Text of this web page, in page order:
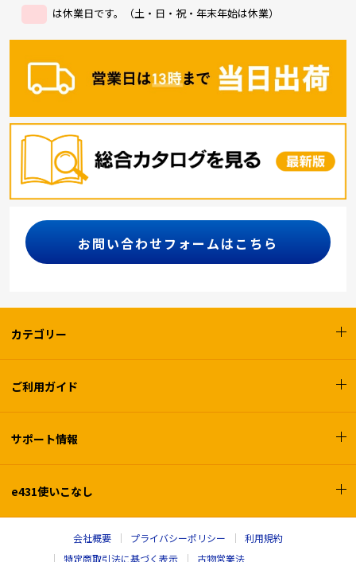
は休業日です。（土・日・祝・年末年始は休業）
お問い合わせフォームはこちら
カテゴリー
ご利用ガイド
サポート情報
e431使いこなし
会社概要 プライバシーポリシー
利用規約
特定商取引法に基づく表示
古物営業法